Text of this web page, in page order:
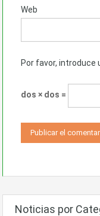
Web
Por favor, introduce
dos × dos =
Noticias por